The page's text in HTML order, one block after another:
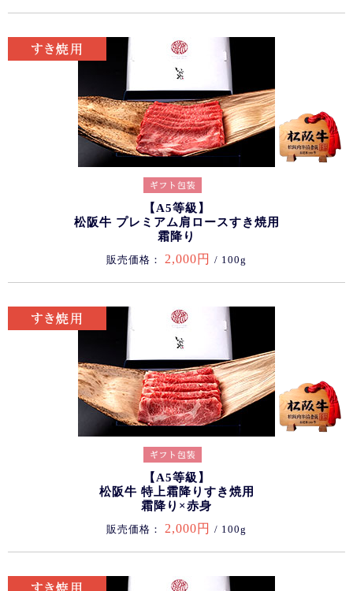
【A5等級】
松阪牛 プレミアム肩ロースすき焼用
霜降り
販売価格： 2,000円 / 100g
【A5等級】
松阪牛 特上霜降りすき焼用
霜降り×赤身
販売価格： 2,000円 / 100g